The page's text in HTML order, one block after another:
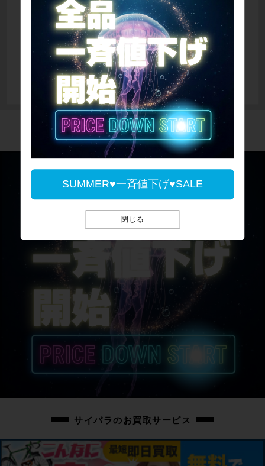
SUMMER♥一斉値下げ♥SALE
閉じる
SUMMER♥一斉値下げ♥SALE
サイパラのお買取サービス